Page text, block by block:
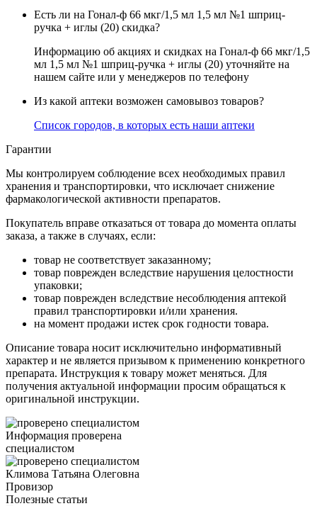
Есть ли на Гонал-ф 66 мкг/1,5 мл 1,5 мл №1 шприц-
ручка + иглы (20) скидка?
Информацию об акциях и скидках на Гонал-ф 66 мкг/1,5
мл 1,5 мл №1 шприц-ручка + иглы (20) уточняйте на
нашем сайте или у менеджеров по телефону
Из какой аптеки возможен самовывоз товаров?
Список городов, в которых есть наши аптеки
Гарантии
Мы контролируем соблюдение всех необходимых правил
хранения и транспортировки, что исключает снижение
фармакологической активности препаратов.
Покупатель вправе отказаться от товара до момента оплаты
заказа, а также в случаях, если:
товар не соответствует заказанному;
товар поврежден вследствие нарушения целостности
упаковки;
товар поврежден вследствие несоблюдения аптекой
правил транспортировки и/или хранения.
на момент продажи истек срок годности товара.
Описание товара носит исключительно информативный
характер и не является призывом к применению конкретного
препарата. Инструкция к товару может меняться. Для
получения актуальной информации просим обращаться к
оригинальной инструкции.
Информация проверена
специалистом
Климова Татьяна Олеговна
Провизор
Полезные статьи